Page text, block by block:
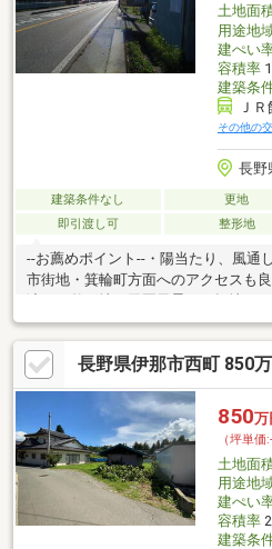
土地面
用途地
建ぺい
容積率
建築条
Ｊ
その他の
長野
建築条件なし 更地
即引渡し可
整形地
--お薦めポイント--・陽当たり、風
市街地・箕輪町方面へのアクセスも
渡し、整形地、田園風景、平坦地
長野県伊那市西町 850
850万
（坪単価:-
土地面
用途地
建ぺい
容積率
建築条